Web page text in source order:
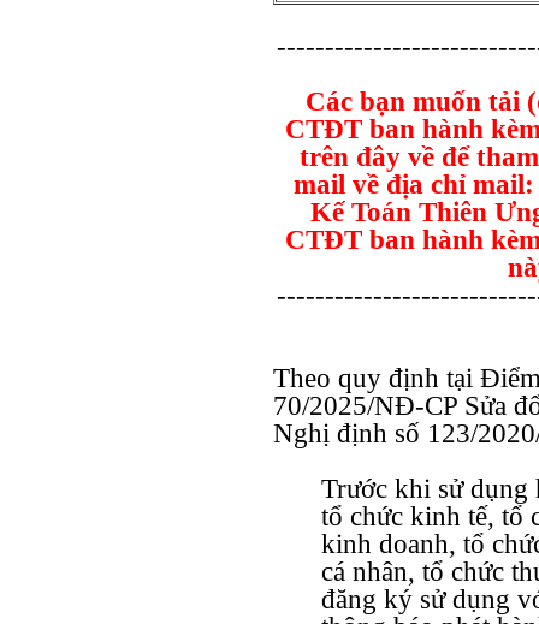
Các bạn muốn tải
CTĐT ban hành
trên đây về để
mail về địa chỉ
Kế Toán Thiên
CTĐT ban hành
Theo quy định tại
70/2025/NĐ-CP Sửa
Nghị định số 123/
Trước khi sử dụng
tổ chức kinh tế, tổ
kinh doanh, tổ
cá nhân, tổ chức
đăng ký sử dụng